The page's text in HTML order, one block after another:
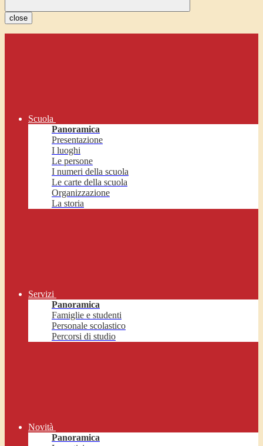
close
Scuola
Panoramica
Presentazione
I luoghi
Le persone
I numeri della scuola
Le carte della scuola
Organizzazione
La storia
Servizi
Panoramica
Famiglie e studenti
Personale scolastico
Percorsi di studio
Novità
Panoramica